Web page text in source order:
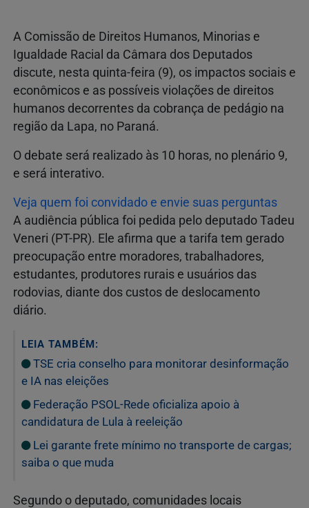
A Comissão de Direitos Humanos, Minorias e
Igualdade Racial da Câmara dos Deputados
discute, nesta quinta-feira (9), os impactos sociais e
econômicos e as possíveis violações de direitos
humanos decorrentes da cobrança de pedágio na
região da Lapa, no Paraná.
O debate será realizado às 10 horas, no plenário 9,
e será interativo.
Veja quem foi convidado e envie suas perguntas
A audiência pública foi pedida pelo deputado Tadeu
Veneri (PT-PR). Ele afirma que a tarifa tem gerado
preocupação entre moradores, trabalhadores,
estudantes, produtores rurais e usuários das
rodovias, diante dos custos de deslocamento
diário.
LEIA TAMBÉM:
TSE cria conselho para monitorar desinformação
e IA nas eleições
Federação PSOL-Rede oficializa apoio à
candidatura de Lula à reeleição
Lei garante frete mínimo no transporte de cargas;
saiba o que muda
Segundo o deputado, comunidades locais